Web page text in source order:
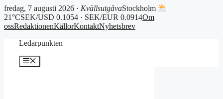
fredag, 7 augusti 2026 · KvällsutgåvaStockholm
21°CSEK/USD 0.1054 · SEK/EUR 0.0914Om
ossRedaktionenKällorKontaktNyhetsbrev
Ledarpunkten
Meny